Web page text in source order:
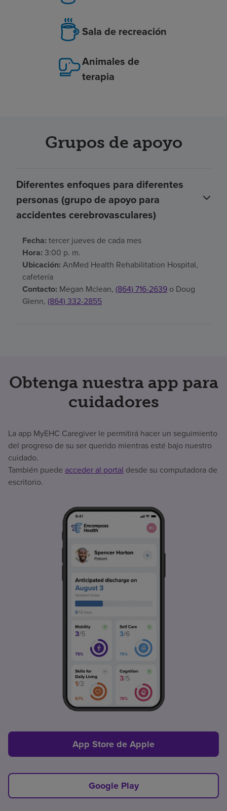
Sala de recreación
Animales de
terapia
Grupos de apoyo
Diferentes enfoques para diferentes
personas (grupo de apoyo para
accidentes cerebrovasculares)
Fecha: tercer jueves de cada mes
Hora: 3:00 p. m.
Ubicación: AnMed Health Rehabilitation Hospital,
cafetería
Contacto: Megan Mclean, (864) 716-2639 o Doug
Glenn, (864) 332-2855
Obtenga nuestra app para
cuidadores
La app MyEHC Caregiver le permitirá hacer un seguimiento
del progreso de su ser querido mientras esté bajo nuestro
cuidado.
También puede acceder al portal desde su computadora de
escritorio.
App Store de Apple
Google Play